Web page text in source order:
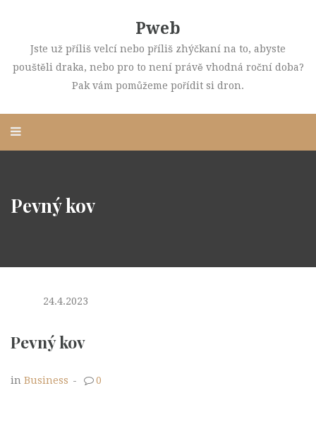
Pweb
Jste už příliš velcí nebo příliš zhýčkaní na to, abyste
pouštěli draka, nebo pro to není právě vhodná roční doba?
Pak vám pomůžeme pořídit si dron.
Pevný kov
24.4.2023
Pevný kov
in Business - 0